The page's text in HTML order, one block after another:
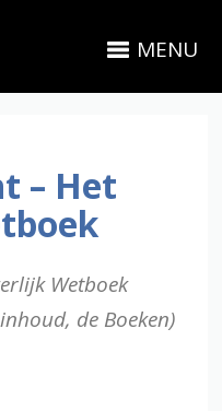
MENU
– Het
Wetboek
de Boeken)